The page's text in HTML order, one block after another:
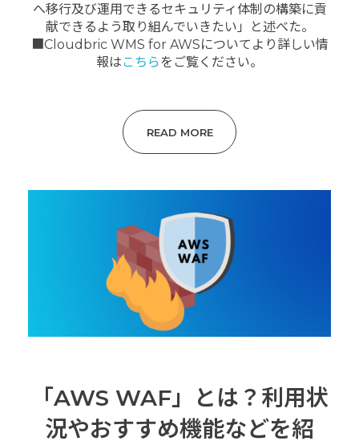
へ移行及び運用できるセキュリティ体制の構築に貢
献できるよう取り組んでいきたい」と述べた。
■Cloudbric WMS for AWSについてより詳しい情
報はこちら をご覧ください。
READ MORE
「AWS WAF」とは？利用状
況やおすすめ機能などを紹